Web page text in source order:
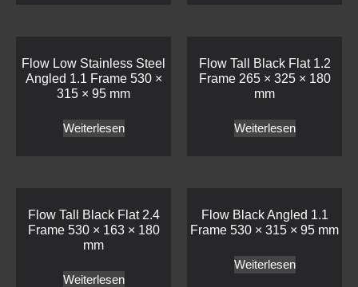
Flow Low Stainless Steel
Angled 1.1 Frame 530 ×
315 × 95 mm
Weiterlesen
Flow Tall Black Flat 1.2
Frame 265 × 325 × 180
mm
Weiterlesen
Flow Tall Black Flat 2.4
Frame 530 × 163 × 180
mm
Weiterlesen
Flow Black Angled 1.1
Frame 530 × 315 × 95 mm
Weiterlesen